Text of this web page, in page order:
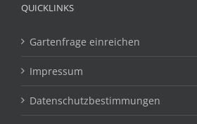
QUICKLINKS
Gartenfrage einreichen
Impressum
Datenschutzbestimmungen